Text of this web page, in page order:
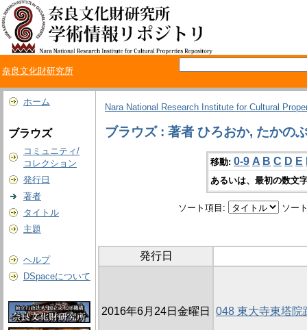
奈良文化財研究所
ホーム
ブラウズ
コミュニティ/
コレクション
発行日
著者
タイトル
主題
ヘルプ
DSpaceについて
Nara National Research Institute for Cultural
ブラウズ : 著者 ひろおか, たかの
移動: 0-9 A B C D E
あるいは、最初の数文
ソート項目: ソー
発行日
2016年6月24日金曜日 048 東大寺東塔院